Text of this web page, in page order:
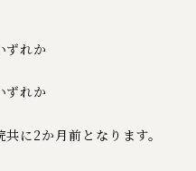
ずれか
ずれか
に2か月前となります。